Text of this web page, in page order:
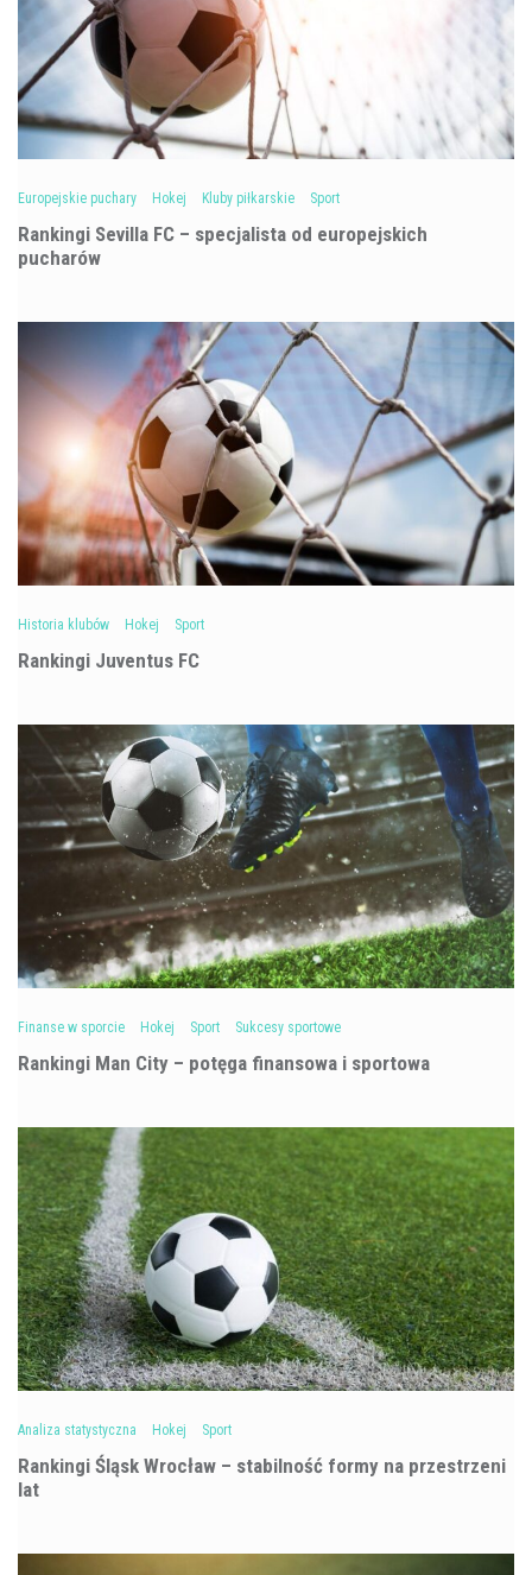
Europejskie puchary Hokej Kluby piłkarskie Sport
Rankingi Sevilla FC – specjalista od europejskich
pucharów
Historia klubów Hokej Sport
Rankingi Juventus FC
Finanse w sporcie Hokej Sport Sukcesy sportowe
Rankingi Man City – potęga finansowa i sportowa
Analiza statystyczna Hokej Sport
Rankingi Śląsk Wrocław – stabilność formy na przestrzeni
lat